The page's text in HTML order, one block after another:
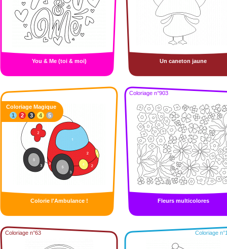
You & Me (toi & moi) Un caneton jaune
Colorie l'Ambulance !
Coloriage Magique
1
2 3 4 5
Coloriage n°903
Fleurs multicolores
Coloriage n°63 Coloriage